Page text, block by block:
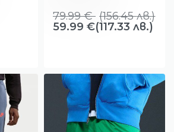
79.99€ (156.45лв.)
59.99 €(117.33 лв.)